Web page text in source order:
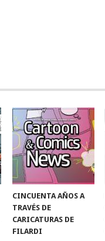
CINCUENTA AÑOS A
TRAVÉS DE
CARICATURAS DE
FILARDI